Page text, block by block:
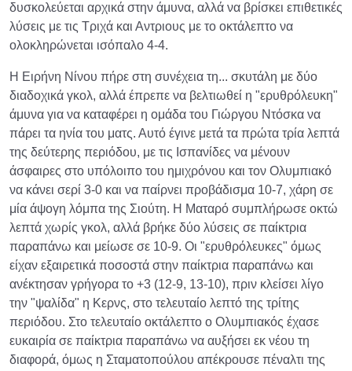
δυσκολεύεται αρχικά στην άμυνα, αλλά να βρίσκει επιθετικές
λύσεις με τις Τριχά και Αντριους με το οκτάλεπτο να
ολοκληρώνεται ισόπαλο 4-4.
Η Ειρήνη Νίνου πήρε στη συνέχεια τη... σκυτάλη με δύο
διαδοχικά γκολ, αλλά έπρεπε να βελτιωθεί η "ερυθρόλευκη"
άμυνα για να καταφέρει η ομάδα του Γιώργου Ντόσκα να
πάρει τα ηνία του ματς. Αυτό έγινε μετά τα πρώτα τρία λεπτά
της δεύτερης περιόδου, με τις Ισπανίδες να μένουν
άσφαιρες στο υπόλοιπο του ημιχρόνου και τον Ολυμπιακό
να κάνει σερί 3-0 και να παίρνει προβάδισμα 10-7, χάρη σε
μία άψογη λόμπα της Σιούτη. Η Ματαρό συμπλήρωσε οκτώ
λεπτά χωρίς γκολ, αλλά βρήκε δύο λύσεις σε παίκτρια
παραπάνω και μείωσε σε 10-9. Οι "ερυθρόλευκες" όμως
είχαν εξαιρετικά ποσοστά στην παίκτρια παραπάνω και
ανέκτησαν γρήγορα το +3 (12-9, 13-10), πριν κλείσει λίγο
την "ψαλίδα" η Κερνς, στο τελευταίο λεπτό της τρίτης
περιόδου. Στο τελευταίο οκτάλεπτο ο Ολυμπιακός έχασε
ευκαιρία σε παίκτρια παραπάνω να αυξήσει εκ νέου τη
διαφορά, όμως η Σταματοπούλου απέκρουσε πέναλτι της